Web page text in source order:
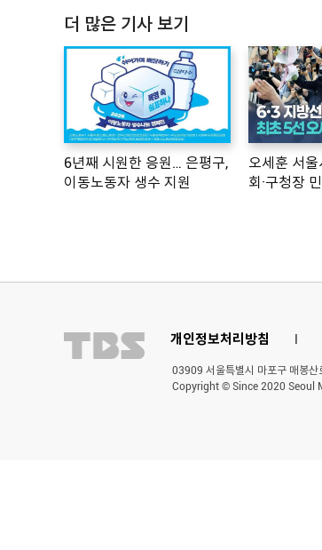
더 많은 기사 보기
6년째 시원한 응원… 은평구,
이동노동자 생수 지원
오세훈 서울
회·구청장
개인정보처리방침 l
03909 서울특별시 마포구 매봉
Copyright © Since 2020 Seoul